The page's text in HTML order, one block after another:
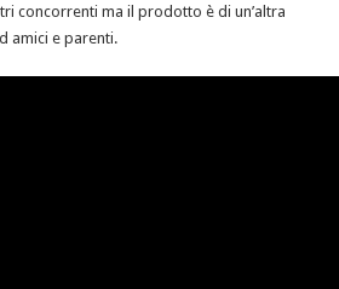
concorrenti ma il prodotto è di un’altra
amici e parenti.